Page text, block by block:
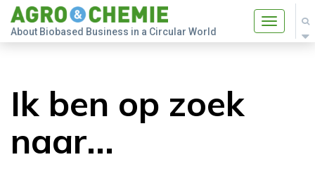
Toggle
About Biobased Business in a Circular World
Ik ben op zoek
naar...